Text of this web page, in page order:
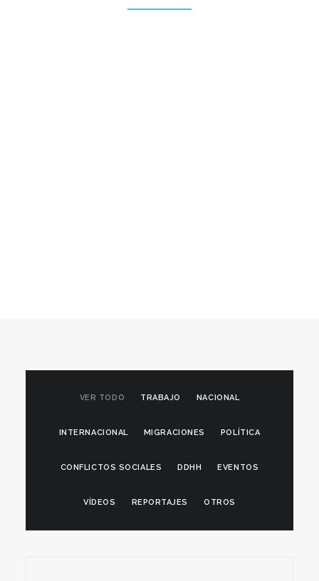
VER TODO TRABAJO NACIONAL
INTERNACIONAL MIGRACIONES POLÍTICA
CONFLICTOS SOCIALES DDHH EVENTOS
VÍDEOS REPORTAJES OTROS